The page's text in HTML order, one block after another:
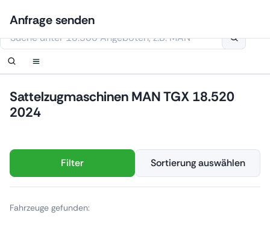
Inhalt
springen
Sattelzugmaschinen MAN TGX 18.520
2024
Filter Sortierung auswählen
Fahrzeuge gefunden:
Anmelden
Benachrichtigung einrichten
Diese Webseite verwendet Cookies
Kontaktiere uns
Ihre Anfrage wurde erhalten.
Anfrage senden
Benachrichtigung einrichten